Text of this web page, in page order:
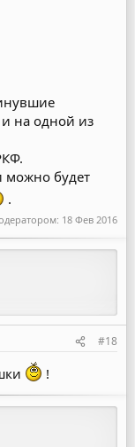
на одной из
можно будет
.
18 Фев 2016
#18
!